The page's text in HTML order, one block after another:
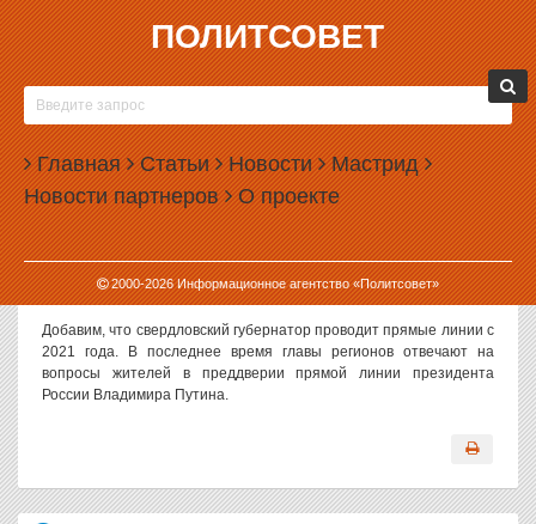
ПОЛИТСОВЕТ
Главная Статьи Новости Мастрид
Новости партнеров О проекте
2000-2026Информационное агентство «Политсовет»
06.12.2024, 17:23
СВЕРДЛОВСКИЙ ГУБЕРНАТОР ПРОВЕДЕТ
ПРЯМУЮ ЛИНИЮ 11 ДЕКАБРЯ
Губернатор Свердловской области Евгений Куйвашев проведет
прямую линию 11 декабря.
Как сообщает департамент информационной политики региона,
губернатор ответит на вопросы жителей области в прямом
эфире ОТВ, который начнется в 15.00.
Добавим, что свердловский губернатор проводит прямые линии с
2021 года. В последнее время главы регионов отвечают на
вопросы жителей в преддверии прямой линии президента
России Владимира Путина.